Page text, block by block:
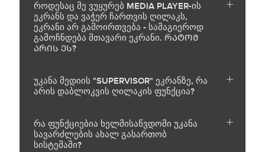
როდესაც მე ვუყურებ MEDIA PLAYER-ის
ეკრანს და ვაჭერ ჩართვის ღილაკს,
ეკრანი არ გამოირთვება - სამაგიეროდ
გამოჩნდება მთავარი ეკრანი. ᲠᲐᲢᲝᲛ
ᲐᲠᲘᲡ ᲔᲡ?
უკანა მედიის "SUPERVISOR" ეკრანზე, რა
არის დაბლოკვის ღილაკის ფუნქცია?
რა ფუნქციებია ხელმისაწვდომი უკანა
სავარძლების ახალ გასართობ
სისტემაში?